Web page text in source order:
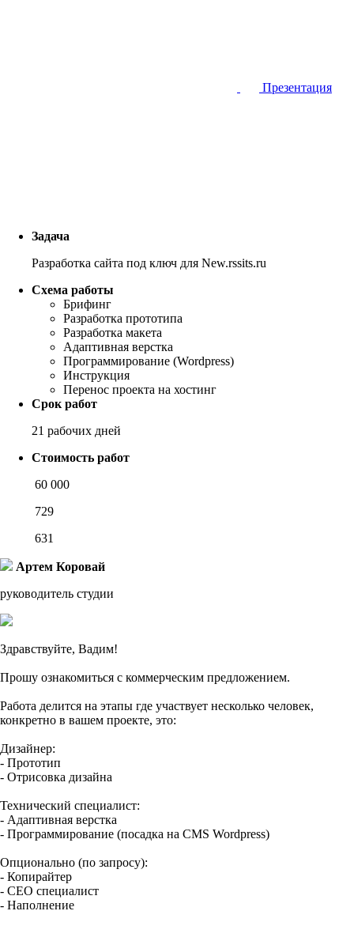
Презентация
Задача
Разработка сайта под ключ для New.rssits.ru
Схема работы
Брифинг
Разработка прототипа
Разработка макета
Адаптивная верстка
Программирование (Wordpress)
Инструкция
Перенос проекта на хостинг
Срок работ
21 рабочих дней
Стоимость работ
60 000
729
631
Артем Коровай
руководитель студии
Здравствуйте, Вадим!
Прошу ознакомиться с коммерческим предложением.
Работа делится на этапы где участвует несколько человек,
конкретно в вашем проекте, это:
Дизайнер:
- Прототип
- Отрисовка дизайна
Технический специалист:
- Адаптивная верстка
- Программирование (посадка на CMS Wordpress)
Опционально (по запросу):
- Копирайтер
- СЕО специалист
- Наполнение